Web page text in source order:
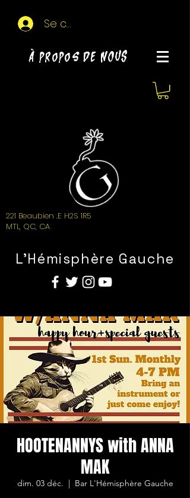
Se connecter
À propos de NOUS
221 Beaubien .E H2S 1R5
MTL, QC, CA
L'Hémisphère Gauche
HOOTENANNYS with ANNA
MAK
dim. 03 déc. Bar L'Hémisphère Gauche